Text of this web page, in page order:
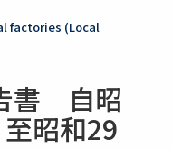
factories (Local
書 自昭
昭和29